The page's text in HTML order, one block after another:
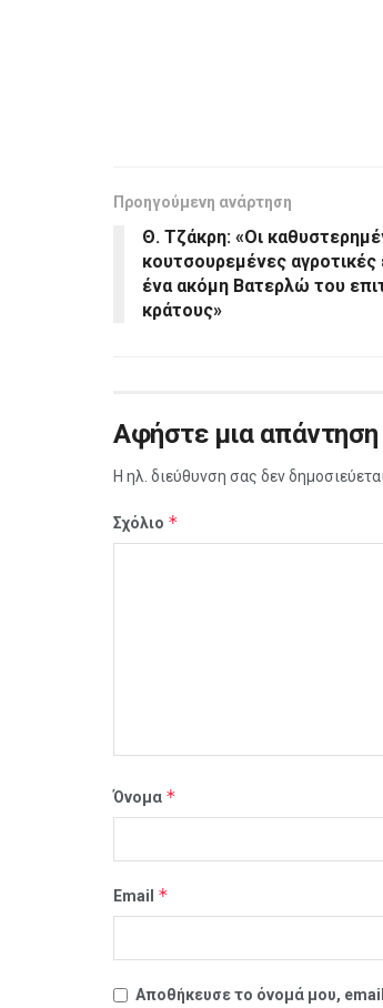
Προηγούμενη ανάρτηση
Θ. Τζάκρη: «Οι
κουτσουρεμένες αγροτικές
ένα ακόμη Βατερλώ του
κράτους»
Αφήστε μια απάντηση
Η ηλ. διεύθυνση σας δεν
Σχόλιο *
Όνομα *
Email *
Αποθήκευσε το όνομά μου,